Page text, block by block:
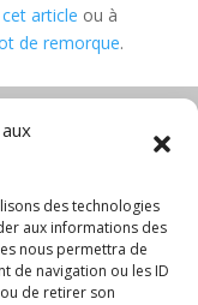
des technologies
aux informations des
nous permettra de
de navigation ou les ID
de retirer son
cet article ou à
de remorque.
CGV
des